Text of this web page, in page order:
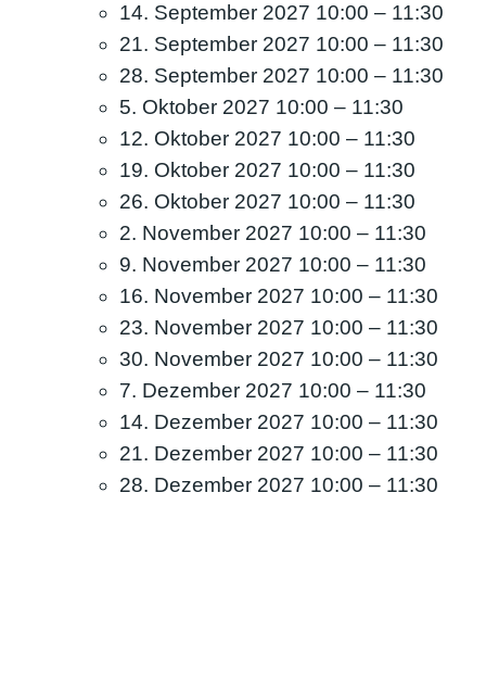
14. September 2027 10:00 – 11:30
21. September 2027 10:00 – 11:30
28. September 2027 10:00 – 11:30
5. Oktober 2027 10:00 – 11:30
12. Oktober 2027 10:00 – 11:30
19. Oktober 2027 10:00 – 11:30
26. Oktober 2027 10:00 – 11:30
2. November 2027 10:00 – 11:30
9. November 2027 10:00 – 11:30
16. November 2027 10:00 – 11:30
23. November 2027 10:00 – 11:30
30. November 2027 10:00 – 11:30
7. Dezember 2027 10:00 – 11:30
14. Dezember 2027 10:00 – 11:30
21. Dezember 2027 10:00 – 11:30
28. Dezember 2027 10:00 – 11:30